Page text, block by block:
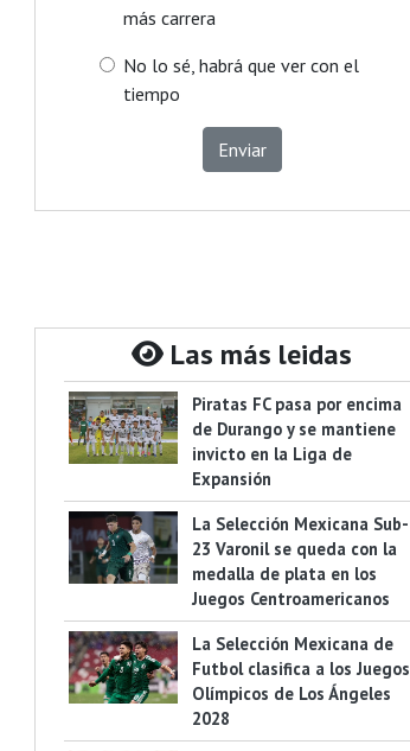
más carrera
No lo sé, habrá que ver con el
tiempo
Enviar
Las más leidas
Piratas FC pasa por encima
de Durango y se mantiene
invicto en la Liga de
Expansión
La Selección Mexicana Sub-
23 Varonil se queda con la
medalla de plata en los
Juegos Centroamericanos
La Selección Mexicana de
Futbol clasifica a los Juegos
Olímpicos de Los Ángeles
2028